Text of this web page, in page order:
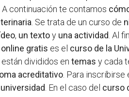
. A continuación te contamos
. Se trata de un curso de
, un textoy una actividad . Al
gratis es el curso de la
están divididos entemas y cada
acreditativo . Para inscribirse
. En el caso del curso